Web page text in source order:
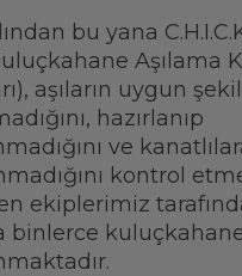
bu yana
Aşılama
aşıların uygun
hazırlanıp
ve
kontrol
ekiplerimiz
binlerce